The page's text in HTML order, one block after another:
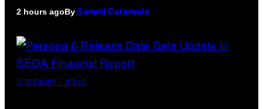
2 hours agoBy Sammi Caramela
SCREENSHOT: ATLUS